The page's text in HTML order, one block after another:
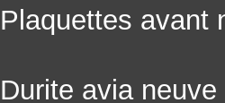
Plaquettes avant
Durite avia neuve